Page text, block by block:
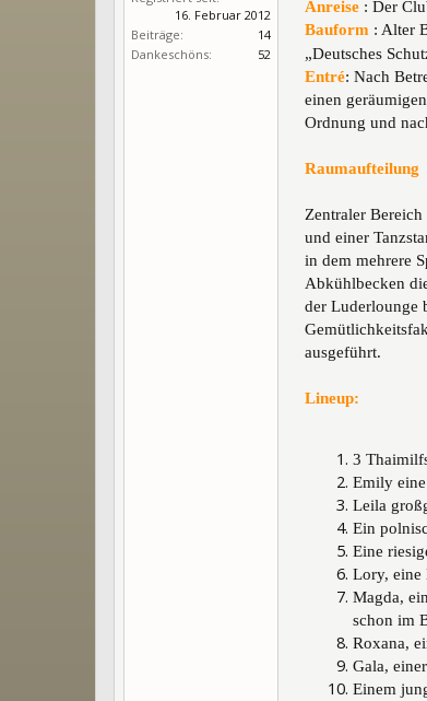
16. Februar 2012
Beiträge:
14
Dankeschöns:
52
Anreise : Der
Bauform : Alter
„Deutsches
Entré: Nach
einen
Ordnung und
Raumaufteilung
Zentraler
und einer
in dem mehrere
Abkühlbecken
der Luderlounge
ausgeführt.
Lineup:
3
Emily
Leila
Ein
Eine
Lory, eine
Magda,
schon im
Roxana,
Gala,
Einem